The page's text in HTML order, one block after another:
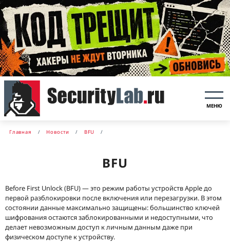
МЕНЮ
Главная Новости BFU
BFU
Before First Unlock (BFU) — это режим работы устройств Apple до
первой разблокировки после включения или перезагрузки. В этом
состоянии данные максимально защищены: большинство ключей
шифрования остаются заблокированными и недоступными, что
делает невозможным доступ к личным данным даже при
физическом доступе к устройству.